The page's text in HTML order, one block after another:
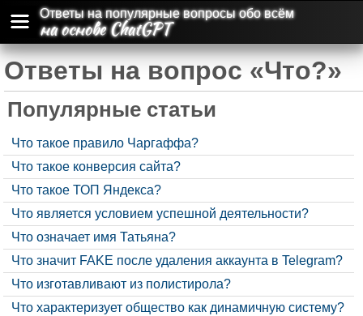
Ответы на популярные вопросы обо всём
на основе ChatGPT
Ответы на вопрос «Что?»
Популярные статьи
Что такое правило Чаргаффа?
Что такое конверсия сайта?
Что такое ТОП Яндекса?
Что является условием успешной деятельности?
Что означает имя Татьяна?
Что значит FAKE после удаления аккаунта в Telegram?
Что изготавливают из полистирола?
Что характеризует общество как динамичную систему?